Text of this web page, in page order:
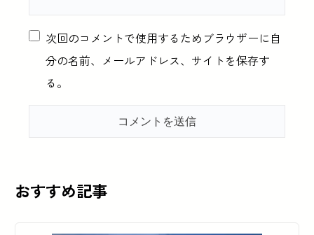
次回のコメントで使用するためブラウザーに自
分の名前、メールアドレス、サイトを保存す
る。
おすすめ記事